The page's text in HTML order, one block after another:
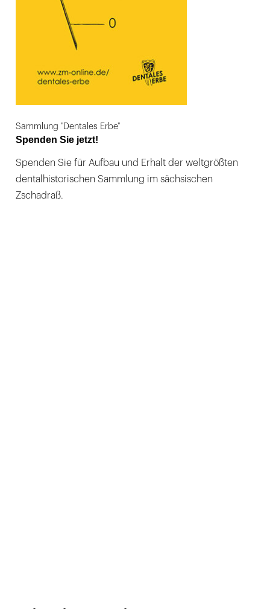
Sammlung "Dentales Erbe"
Spenden Sie jetzt!
Spenden Sie für Aufbau und Erhalt der weltgrößten
dentalhistorischen Sammlung im sächsischen
Zschadraß.